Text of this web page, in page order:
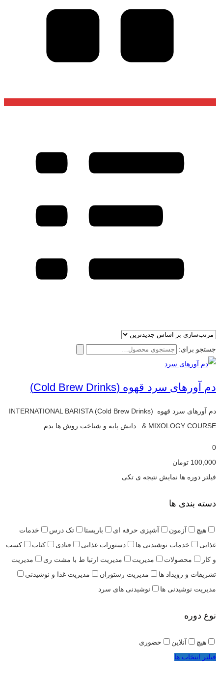
جستجو برای:
دم آورهای سرد قهوه (Cold Brew Drinks)
دم آورهای سرد قهوه (Cold Brew Drinks) INTERNATIONAL BARISTA
& MIXOLOGY COURSE دانش پایه و شناخت روش ها یدم…
0
100,000 تومان
فیلتر دوره ها نمایش نتیجه ی تکی
دسته بندی ها
هیچ آزمون آشپزی حرفه ای باریستا تک درس
خدمات
غذایی
خدمات نوشیدنی ها دستورات غذایی قنادی کتاب
کسب
و کار
محصولات مدیریت مدیریت ارتبا ط با مشت ری
مدیریت
تشریفات و رویداد ها
مدیریت رستوران
مدیریت غذا و نوشیدنی
مدیریت نوشیدنی ها
نوشیدنی های سرد
نوع دوره
هیچ آنلاین
حضوری
فیلتر انتخاب ها